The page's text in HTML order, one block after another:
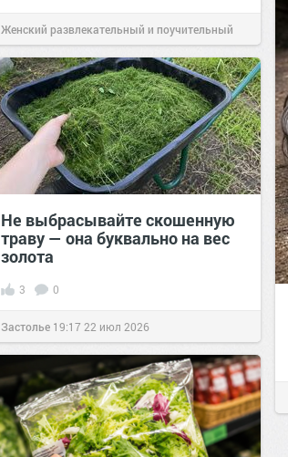
Женский развлекательный и поучительный
сайт.23:42Вчера
Не выбрасывайте скошенную
траву — она буквально на вес
золота
3 0
Застолье 19:17 22 июл 2026